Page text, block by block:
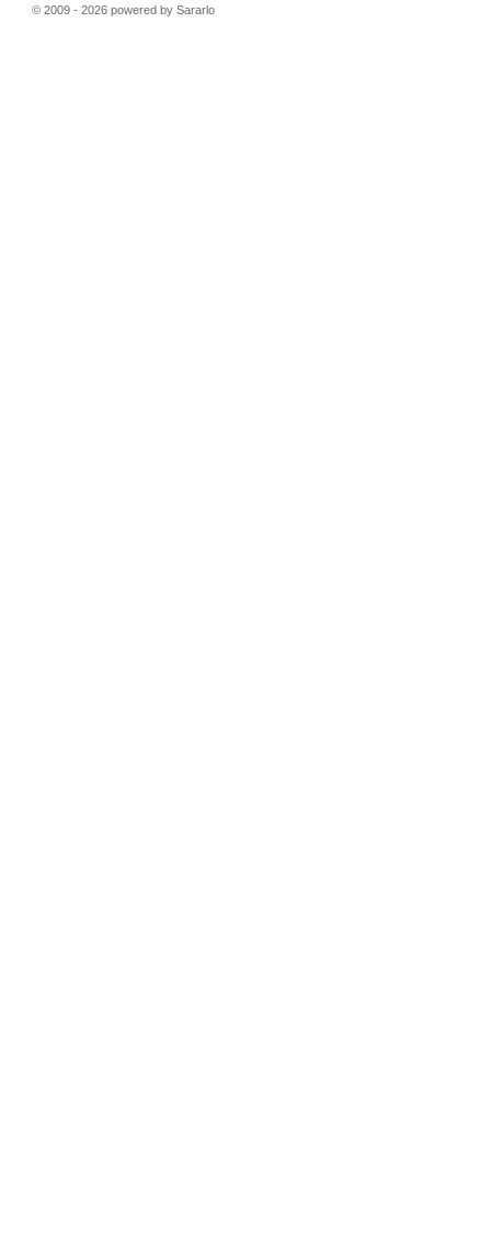
© 2009 - 2026 powered by Sararlo